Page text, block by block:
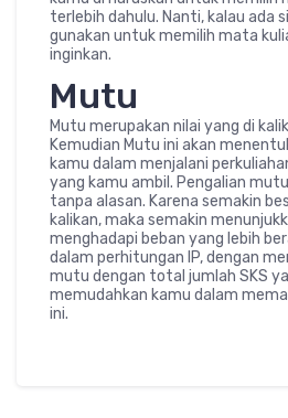
terlebih dahulu. Nanti, kalau ada
gunakan untuk memilih mata
inginkan.
Mutu
Mutu merupakan nilai yang di
Kemudian Mutu ini akan
kamu dalam menjalani
yang kamu ambil. Pengalian
tanpa alasan. Karena semakin
kalikan, maka semakin
menghadapi beban yang lebih
dalam perhitungan IP, dengan
mutu dengan total jumlah SKS
memudahkan kamu dalam
ini.